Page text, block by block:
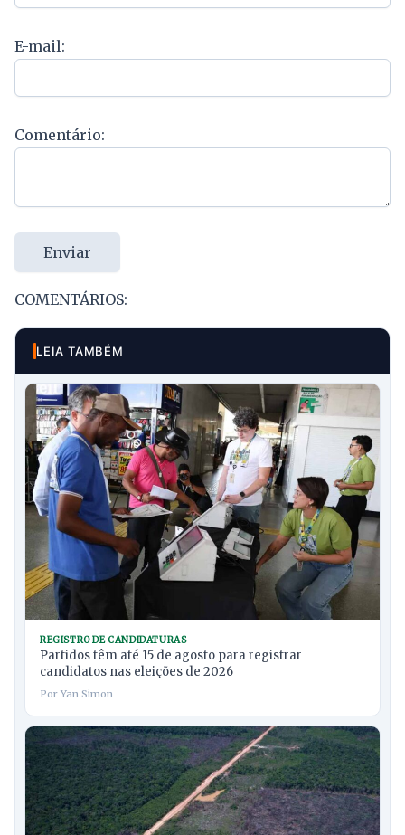
E-mail:
Comentário:
Enviar
COMENTÁRIOS:
LEIA TAMBÉM
REGISTRO DE CANDIDATURAS
Partidos têm até 15 de agosto para registrar
candidatos nas eleições de 2026
Por Yan Simon